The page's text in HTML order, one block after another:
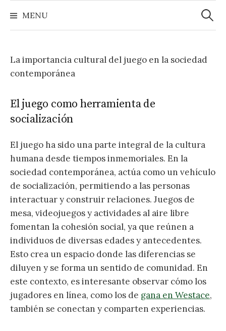
inhoud
springen
MENU
Zoeken
naar:
La importancia cultural del juego en la sociedad
contemporánea
El juego como herramienta de
socialización
El juego ha sido una parte integral de la cultura
humana desde tiempos inmemoriales. En la
sociedad contemporánea, actúa como un vehículo
de socialización, permitiendo a las personas
interactuar y construir relaciones. Juegos de
mesa, videojuegos y actividades al aire libre
fomentan la cohesión social, ya que reúnen a
individuos de diversas edades y antecedentes.
Esto crea un espacio donde las diferencias se
diluyen y se forma un sentido de comunidad. En
este contexto, es interesante observar cómo los
jugadores en línea, como los de gana en Westace,
también se conectan y comparten experiencias.